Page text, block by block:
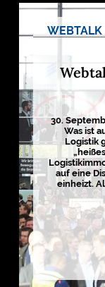
s
i
k
e
g
i
n
n
➔
h
i
r
a
n
s
e
h
e
n

D
r
WEBTALK
30.
Was ist
Logistik
auf eine
einheizt.